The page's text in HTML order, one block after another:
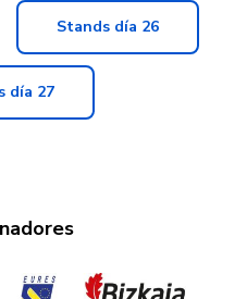
Stands día 26
día 27